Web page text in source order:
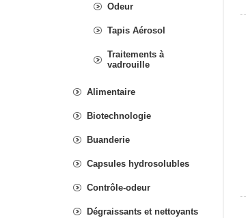
Odeur
Tapis Aérosol
Traitements à
vadrouille
Alimentaire
Biotechnologie
Buanderie
Capsules hydrosolubles
Contrôle-odeur
Dégraissants et nettoyants